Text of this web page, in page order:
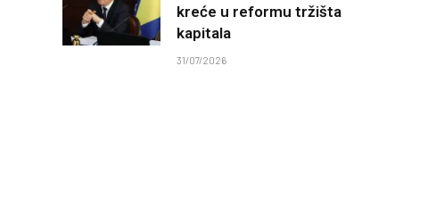
kreće u reformu tržišta
kapitala
31/07/2026